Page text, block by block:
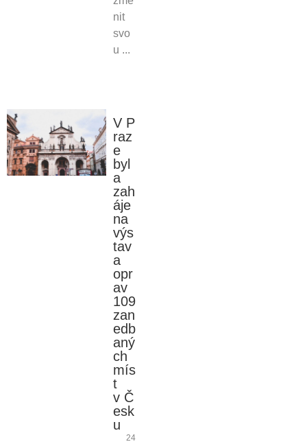
nit
svo
u ...
V P
raz
e
byl
a
zah
áje
na
výs
tav
a
opr
av
109
zan
edb
aný
ch
mís
t
v Č
esk
u
24